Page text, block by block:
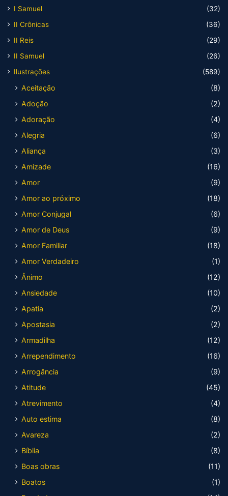
I Samuel
(32)
II Crônicas
(36)
II Reis
(29)
II Samuel
(26)
Ilustrações
(589)
Aceitação
(8)
Adoção
(2)
Adoração
(4)
Alegria
(6)
Aliança
(3)
Amizade
(16)
Amor
(9)
Amor ao próximo
(18)
Amor Conjugal
(6)
Amor de Deus
(9)
Amor Familiar
(18)
Amor Verdadeiro
(1)
Ânimo
(12)
Ansiedade
(10)
Apatia
(2)
Apostasia
(2)
Armadilha
(12)
Arrependimento
(16)
Arrogância
(9)
Atitude
(45)
Atrevimento
(4)
Auto estima
(8)
Avareza
(2)
Bíblia
(8)
Boas obras
(11)
Boatos
(1)